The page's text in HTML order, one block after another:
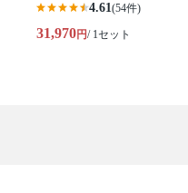
4.61(54件)
31,970円/ 1セット